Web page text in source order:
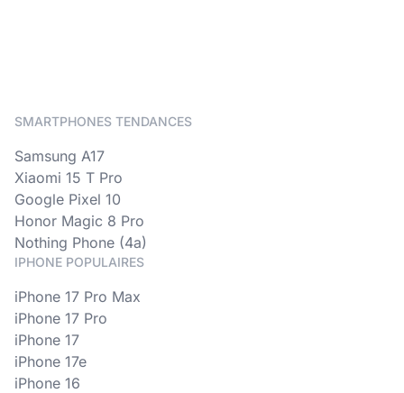
SMARTPHONES TENDANCES
Samsung A17
Xiaomi 15 T Pro
Google Pixel 10
Honor Magic 8 Pro
Nothing Phone (4a)
IPHONE POPULAIRES
iPhone 17 Pro Max
iPhone 17 Pro
iPhone 17
iPhone 17e
iPhone 16